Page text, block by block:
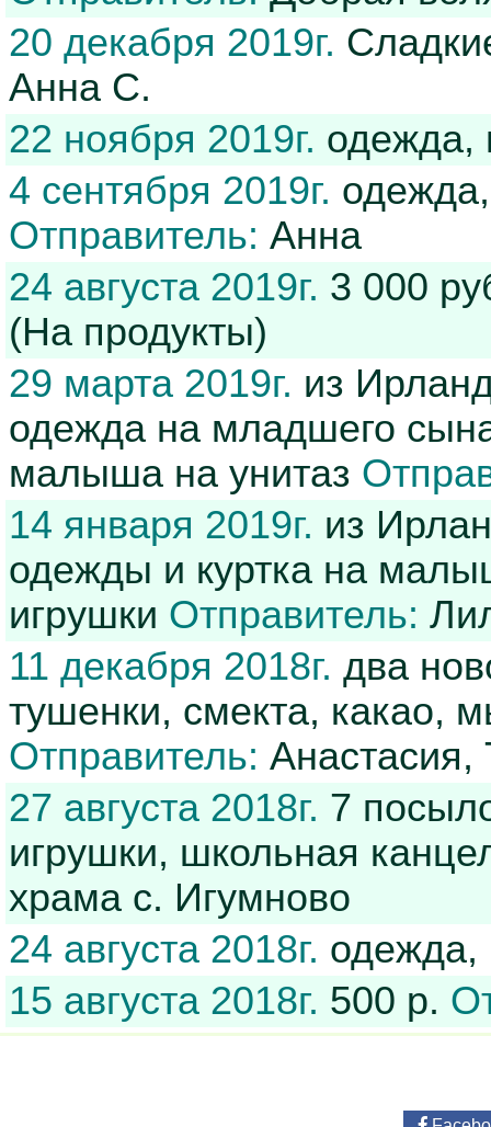
20 декабря 2019г.
Анна С.
22 ноября 2019г. одежда,
4 сентября 2019г.
Отправитель: Анна
24 августа 2019г. 3 000
(На продукты)
29 марта 2019г. из
одежда на младшего
малыша на унитаз
14 января 2019г. из
одежды и куртка на
игрушки Отправитель:
11 декабря 2018г. два
тушенки, смекта, какао,
Отправитель: Анастасия,
27 августа 2018г. 7
игрушки, школьная
храма с. Игумново
24 августа 2018г. одежда,
15 августа 2018г. 500 р.